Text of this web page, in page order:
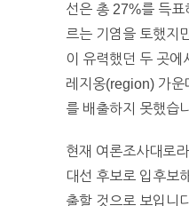
선은 총 27%를 득
르는 기염을 토했지
이 유력했던 두 곳에
레지옹(region) 가운
를 배출하지 못했습
현재 여론조사대로
대선 후보로 입후보
출할 것으로 보입니